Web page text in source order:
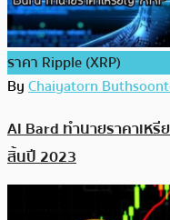
ราคา Ripple (XRP)
ByChaiyatorn
AI Bard ทำนายราคาเห
สิ้นปี 2023